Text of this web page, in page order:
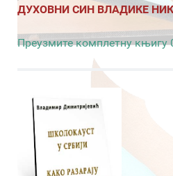
ДУХОВНИ СИН ВЛАДИКЕ
Преузмите комплетну књигу